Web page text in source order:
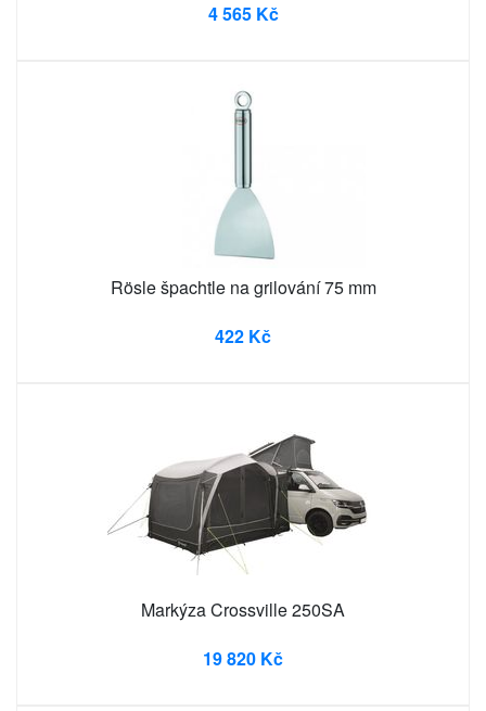
4 565 Kč
Rösle špachtle na grilování 75 mm
422 Kč
Markýza Crossville 250SA
19 820 Kč